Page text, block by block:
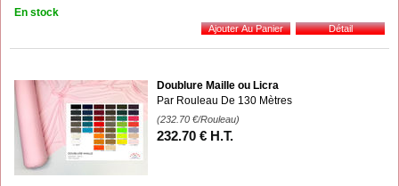
En stock
Doublure Maille ou Licra
Par Rouleau De 130 Mètres
(232.70 €/Rouleau)
232.70 € H.T.